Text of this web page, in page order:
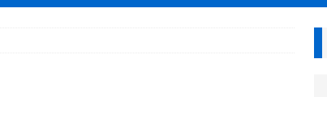
ที่คนรักรถ ไม่ควรพลาด 25 มีค. – 5
แนนนิยม ‘ส้ม’ พุ่งชนกำแพง ‘บ้านใหญ่’ ใน